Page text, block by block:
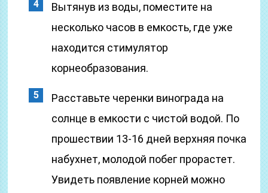
Вытянув из воды, поместите на
несколько часов в емкость, где уже
находится стимулятор
корнеобразования.
Расставьте черенки винограда на
солнце в емкости с чистой водой. По
прошествии 13-16 дней верхняя почка
набухнет, молодой побег прорастет.
Увидеть появление корней можно